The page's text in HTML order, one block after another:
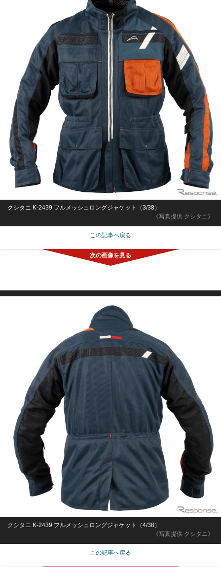
《写真提供 クシタニ》
クシタニ K-2439 フルメッシュロングジャケット（3/38）
この記事へ戻る
《写真提供 クシタニ》
クシタニ K-2439 フルメッシュロングジャケット（4/38）
この記事へ戻る